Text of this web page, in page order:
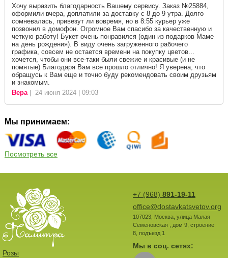
Хочу выразить благодарность Вашему сервису. Заказ №25884,
оформили вчера, доплатили за доставку с 8 до 9 утра. Долго
сомневалась, привезут ли вовремя, но в 8:55 курьер уже
позвонил в домофон. Огромное Вам спасибо за качественную и
четкую работу! Букет очень понравился (один из подарков Маме
на день рождения). В виду очень загруженного рабочего
графика, совсем не остается времени на покупку цветов...
хочется, чтобы они все-таки были свежие и красивые (и не
помятые) Благодаря Вам все прошло отлично! Я уверена, что
обращусь к Вам еще и точно буду рекомендовать своим друзьям
и знакомым.
Вера| 24 июня 2024 | 09:03
Мы принимаем:
Посмотреть все
+7 (968) 891-19-11
office@dostavkatsvetov.org
107023, Москва, улица Малая
Семеновская , дом 9, строение
8, подъезд 1
Мы в соц. сетях:
Розы